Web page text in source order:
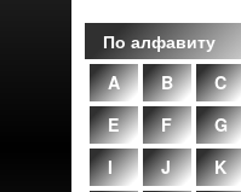
По алфавиту
A
B C
E
F G
I
J K